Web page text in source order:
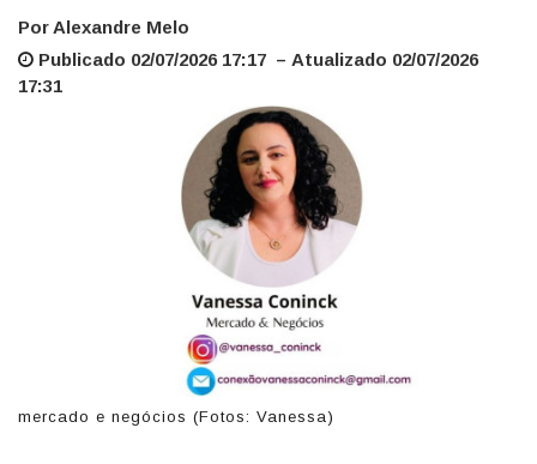
Por Alexandre Melo
Publicado 02/07/2026 17:17 – Atualizado 02/07/2026
17:31
mercado e negócios (Fotos: Vanessa)